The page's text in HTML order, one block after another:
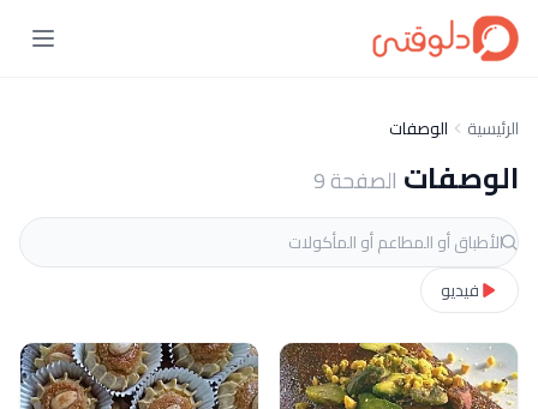
الرئيسية الوصفات
الوصفات الصفحة 9
فيديو